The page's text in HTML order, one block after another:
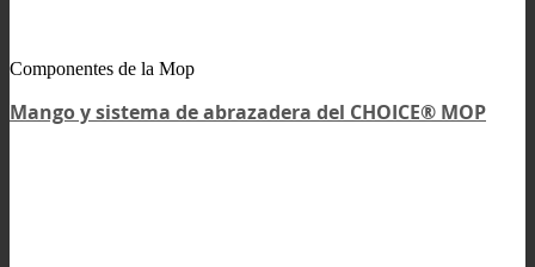
Componentes de la Mop
Mango y sistema de abrazadera del CHOICE® MOP